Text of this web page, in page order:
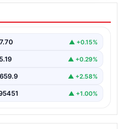
sürüyor: Messi
dönüşünü başlattı
bir mücadelede sahadan…
▲ +0.15%
▲ +0.29%
▲ +2.58%
▲ +1.00%